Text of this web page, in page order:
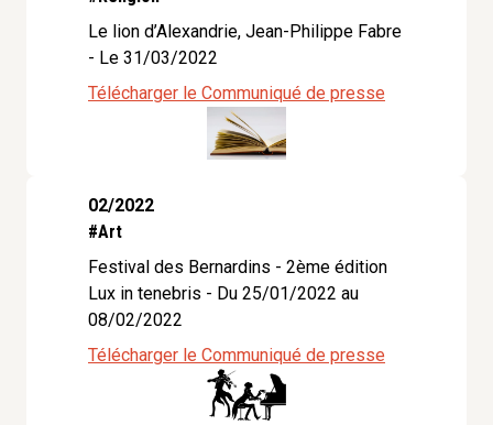
Le lion d’Alexandrie, Jean-Philippe Fabre
- Le 31/03/2022
Télécharger le Communiqué de presse
02/2022
#Art
Festival des Bernardins - 2ème édition
Lux in tenebris - Du 25/01/2022 au
08/02/2022
Télécharger le Communiqué de presse